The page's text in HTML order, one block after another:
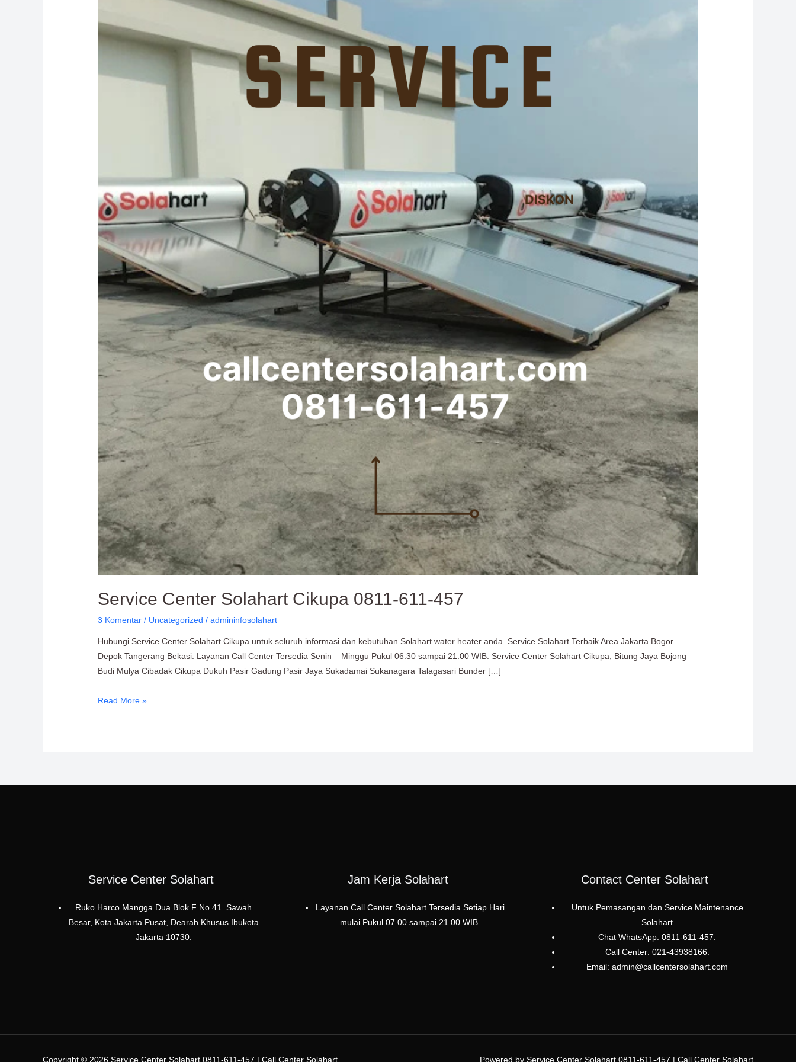
Service Center Solahart Cikupa 0811-611-457
3 Komentar / Uncategorized /admininfosolahart
Hubungi Service Center Solahart Cikupa untuk seluruh informasi dan kebutuhan Solahart water heater anda. Service Solahart Terbaik Area Jakarta Bogor
Depok Tangerang Bekasi. Layanan Call Center Tersedia Senin – Minggu Pukul 06:30 sampai 21:00 WIB. Service Center Solahart Cikupa, Bitung Jaya Bojong
Budi Mulya Cibadak Cikupa Dukuh Pasir Gadung Pasir Jaya Sukadamai Sukanagara Talagasari Bunder […]
Cikupa
Read More »
Service Center Solahart
Ruko Harco Mangga Dua Blok F No.41. Sawah
Besar, Kota Jakarta Pusat, Dearah Khusus Ibukota
Jakarta 10730.
Jam Kerja Solahart
Layanan Call Center Solahart Tersedia Setiap Hari
mulai Pukul 07.00 sampai 21.00 WIB.
Contact Center Solahart
Untuk Pemasangan dan Service Maintenance
Solahart
Chat WhatsApp: 0811-611-457.
Call Center: 021-43938166.
Email: admin@callcentersolahart.com
Copyright © 2026 Service Center Solahart 0811-611-457 | Call Center Solahart Powered by Service Center Solahart 0811-611-457 | Call Center Solahart